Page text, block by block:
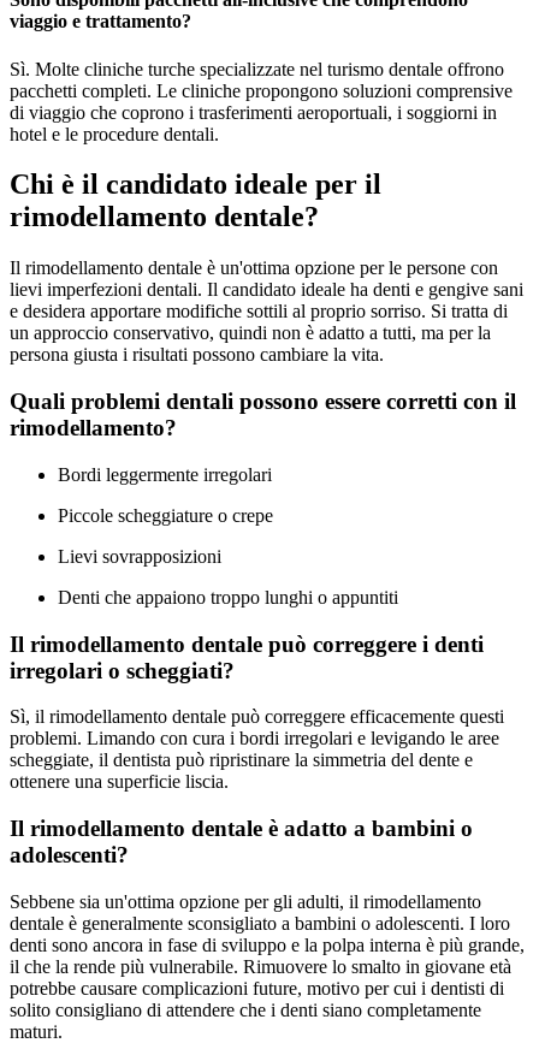
viaggio e trattamento?
Sì. Molte cliniche turche specializzate nel turismo dentale offrono
pacchetti completi. Le cliniche propongono soluzioni comprensive
di viaggio che coprono i trasferimenti aeroportuali, i soggiorni in
hotel e le procedure dentali.
Chi è il candidato ideale per il
rimodellamento dentale?
Il rimodellamento dentale è un'ottima opzione per le persone con
lievi imperfezioni dentali. Il candidato ideale ha denti e gengive sani
e desidera apportare modifiche sottili al proprio sorriso. Si tratta di
un approccio conservativo, quindi non è adatto a tutti, ma per la
persona giusta i risultati possono cambiare la vita.
Quali problemi dentali possono essere corretti con il
rimodellamento?
Bordi leggermente irregolari
Piccole scheggiature o crepe
Lievi sovrapposizioni
Denti che appaiono troppo lunghi o appuntiti
Il rimodellamento dentale può correggere i denti
irregolari o scheggiati?
Sì, il rimodellamento dentale può correggere efficacemente questi
problemi. Limando con cura i bordi irregolari e levigando le aree
scheggiate, il dentista può ripristinare la simmetria del dente e
ottenere una superficie liscia.
Il rimodellamento dentale è adatto a bambini o
adolescenti?
Sebbene sia un'ottima opzione per gli adulti, il rimodellamento
dentale è generalmente sconsigliato a bambini o adolescenti. I loro
denti sono ancora in fase di sviluppo e la polpa interna è più grande,
il che la rende più vulnerabile. Rimuovere lo smalto in giovane età
potrebbe causare complicazioni future, motivo per cui i dentisti di
solito consigliano di attendere che i denti siano completamente
maturi.